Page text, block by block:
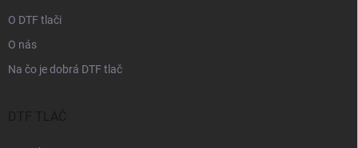
O DTF tlači
O nás
Na čo je dobrá DTF tlač